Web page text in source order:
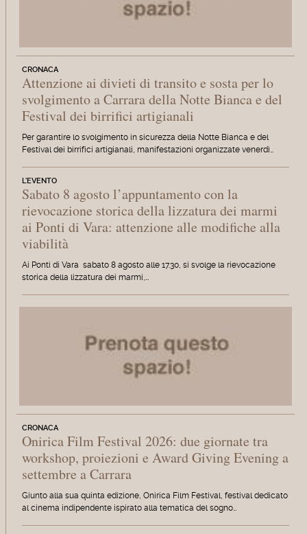
CRONACA
Attenzione ai divieti di transito e sosta per lo
svolgimento a Carrara della Notte Bianca e del
Festival dei birrifici artigianali
Per garantire lo svolgimento in sicurezza della Notte Bianca e del
Festival dei birrifici artigianali, manifestazioni organizzate venerdì…
L'EVENTO
Sabato 8 agosto l’appuntamento con la
rievocazione storica della lizzatura dei marmi
ai Ponti di Vara: attenzione alle modifiche alla
viabilità
Ai Ponti di Vara sabato 8 agosto alle 17.30, si svolge la rievocazione
storica della lizzatura dei marmi,…
CRONACA
Onirica Film Festival 2026: due giornate tra
workshop, proiezioni e Award Giving Evening a
settembre a Carrara
Giunto alla sua quinta edizione, Onirica Film Festival, festival dedicato
al cinema indipendente ispirato alla tematica del sogno…